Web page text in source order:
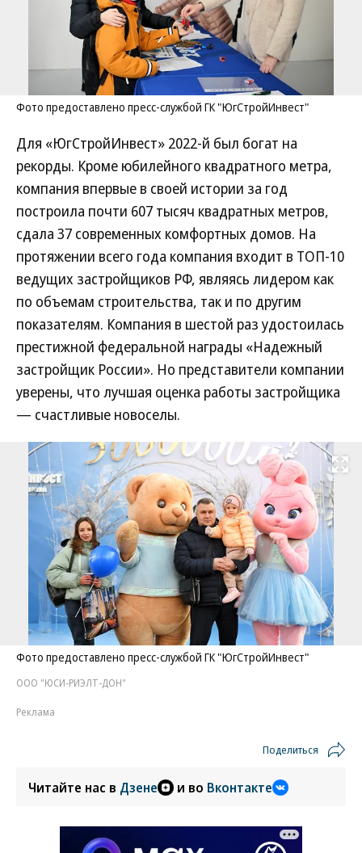
Фото предоставлено пресс-службой ГК "ЮгСтройИнвест"
Для «ЮгСтройИнвест» 2022-й был богат на
рекорды. Кроме юбилейного квадратного метра,
компания впервые в своей истории за год
построила почти 607 тысяч квадратных метров,
сдала 37 современных комфортных домов. На
протяжении всего года компания входит в ТОП-10
ведущих застройщиков РФ, являясь лидером как
по объемам строительства, так и по другим
показателям. Компания в шестой раз удостоилась
престижной федеральной награды «Надежный
застройщик России». Но представители компании
уверены, что лучшая оценка работы застройщика
— счастливые новоселы.
Развернуть
Фото предоставлено пресс-службой ГК "ЮгСтройИнвест"
ООО "ЮСИ-РИЭЛТ-ДОН"
Реклама
Поделиться
Читайте нас в Дзене и во Вконтакте